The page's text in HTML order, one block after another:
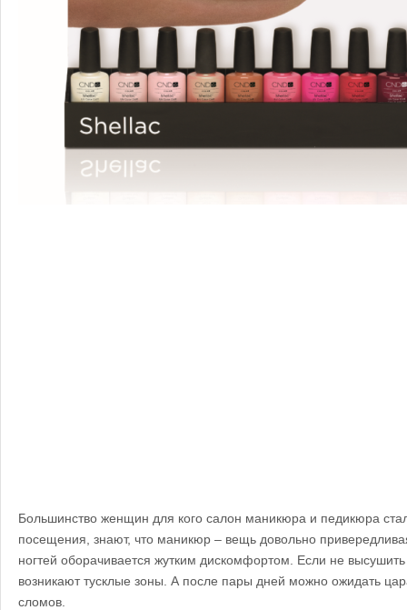
Большинство женщин для кого салон маникюра и педикюра
посещения, знают, что маникюр – вещь довольно
ногтей оборачивается жутким дискомфортом. Если не
возникают тусклые зоны. А после пары дней можно ожидать
сломов.